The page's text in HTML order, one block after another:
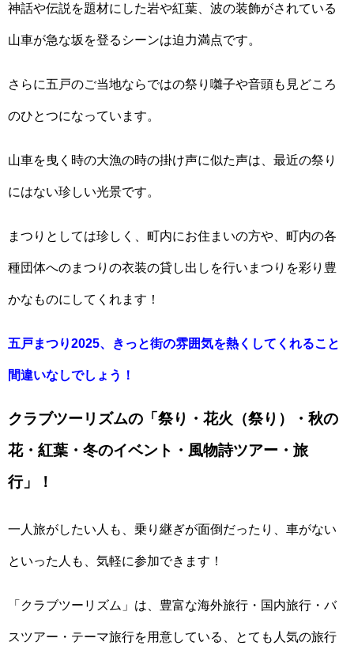
神話や伝説を題材にした岩や紅葉、波の装飾がされている
山車が急な坂を登るシーンは迫力満点です。
さらに五戸のご当地ならではの祭り囃子や音頭も見どころ
のひとつになっています。
山車を曳く時の大漁の時の掛け声に似た声は、最近の祭り
にはない珍しい光景です。
まつりとしては珍しく、町内にお住まいの方や、町内の各
種団体へのまつりの衣装の貸し出しを行いまつりを彩り豊
かなものにしてくれます！
五戸まつり2025、きっと街の雰囲気を熱くしてくれること
間違いなしでしょう！
クラブツーリズムの「祭り・花火（祭り）・秋の
花・紅葉・冬のイベント・風物詩ツアー・旅
行」！
一人旅がしたい人も、乗り継ぎが面倒だったり、車がない
といった人も、気軽に参加できます！
「クラブツーリズム」は、豊富な海外旅行・国内旅行・バ
スツアー・テーマ旅行を用意している、とても人気の旅行